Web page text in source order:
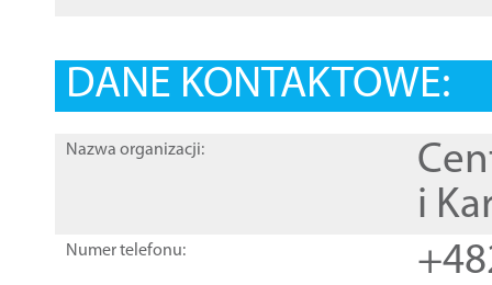
DANE KONTAKTOWE:
Nazwa organizacji:
i
Numer telefonu: